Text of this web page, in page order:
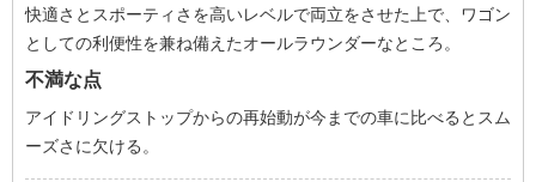
快適さとスポーティさを高いレベルで両立をさせた上で、ワゴン
としての利便性を兼ね備えたオールラウンダーなところ。
不満な点
アイドリングストップからの再始動が今までの車に比べるとスム
ーズさに欠ける。